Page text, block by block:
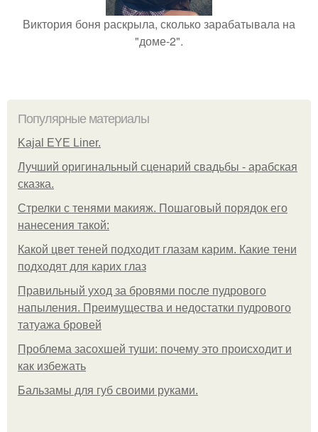
Виктория боня раскрыла, сколько зарабатывала на
"доме-2".
Популярные материалы
Kajal EYE Liner.
Лучший оригинальный сценарий свадьбы - арабская
сказка.
Стрелки с тенями макияж. Пошаговый порядок его
нанесения такой:
Какой цвет теней подходит глазам карим. Какие тени
подходят для карих глаз
Правильный уход за бровями после пудрового
напыления. Преимущества и недостатки пудрового
татуажа бровей
Проблема засохшей туши: почему это происходит и
как избежать
Бальзамы для губ своими руками.